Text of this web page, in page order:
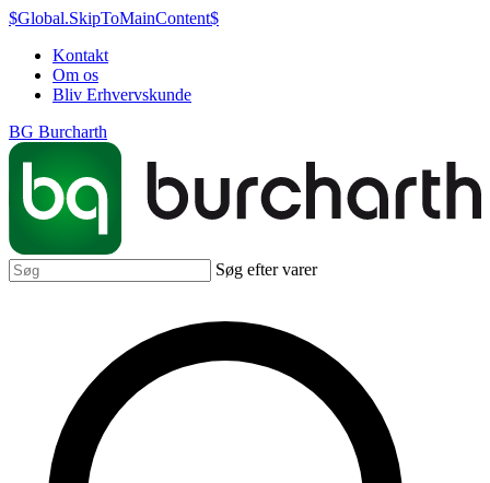
$Global.SkipToMainContent$
Kontakt
Om os
Bliv Erhvervskunde
BG Burcharth
Søg efter varer